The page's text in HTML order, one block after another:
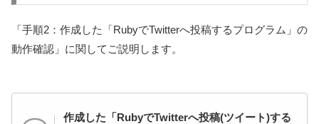
「手順2：作成した「RubyでTwitterへ投稿するプログラム」の
動作確認」に関してご説明します。
作成した「RubyでTwitterへ投稿(ツイート)する